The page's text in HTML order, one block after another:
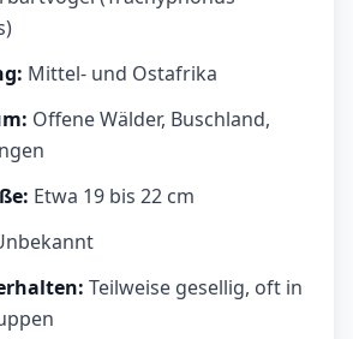
Mittel- und Ostafrika
Offene Wälder, Buschland,
Etwa 19 bis 22 cm
Teilweise gesellig, oft in